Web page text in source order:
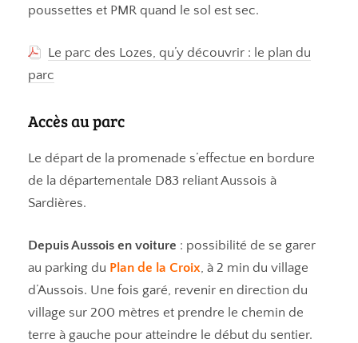
poussettes et PMR quand le sol est sec.
Le parc des Lozes, qu’y découvrir : le plan du
parc
Accès au parc
Le départ de la promenade s’effectue en bordure
de la départementale D83 reliant Aussois à
Sardières.
Depuis Aussois en voiture : possibilité de se garer
au parking du Plan de la Croix, à 2 min du village
d’Aussois. Une fois garé, revenir en direction du
village sur 200 mètres et prendre le chemin de
terre à gauche pour atteindre le début du sentier.